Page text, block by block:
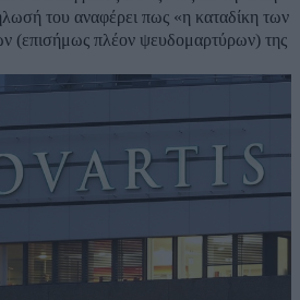
του αναφέρει πως «η καταδίκη των
(επισήμως πλέον ψευδομαρτύρων) της